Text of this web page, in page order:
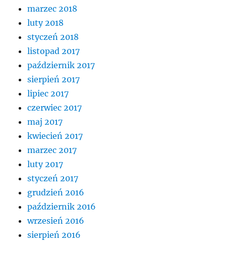
marzec 2018
luty 2018
styczeń 2018
listopad 2017
październik 2017
sierpień 2017
lipiec 2017
czerwiec 2017
maj 2017
kwiecień 2017
marzec 2017
luty 2017
styczeń 2017
grudzień 2016
październik 2016
wrzesień 2016
sierpień 2016